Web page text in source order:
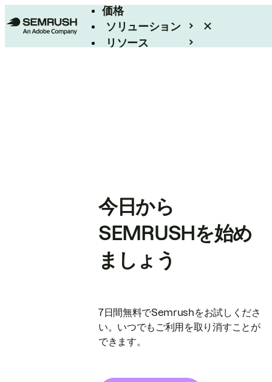
価格
ソリューション
リソース
今日から
SEMRUSHを始め
ましょう
7日間無料でSemrushをお試しくださ
い。いつでもご利用を取り消すことが
できます。